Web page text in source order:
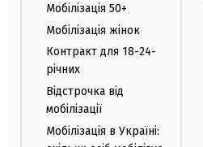
Мобілізація 50+
Мобілізація жінок
Контракт для 18-24-
річних
Відстрочка від
мобілізації
Мобілізація в Україні: